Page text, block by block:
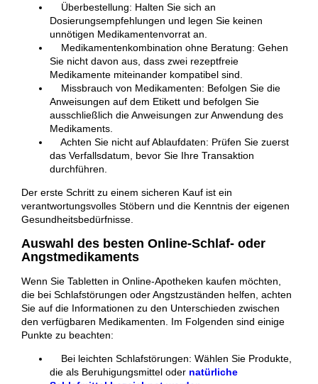
Überbestellung: Halten Sie sich an
Dosierungsempfehlungen und legen Sie keinen
unnötigen Medikamentenvorrat an.
Medikamentenkombination ohne Beratung: Gehen
Sie nicht davon aus, dass zwei rezeptfreie
Medikamente miteinander kompatibel sind.
Missbrauch von Medikamenten: Befolgen Sie die
Anweisungen auf dem Etikett und befolgen Sie
ausschließlich die Anweisungen zur Anwendung des
Medikaments.
Achten Sie nicht auf Ablaufdaten: Prüfen Sie zuerst
das Verfallsdatum, bevor Sie Ihre Transaktion
durchführen.
Der erste Schritt zu einem sicheren Kauf ist ein
verantwortungsvolles Stöbern und die Kenntnis der eigenen
Gesundheitsbedürfnisse.
Auswahl des besten Online-Schlaf- oder
Angstmedikaments
Wenn Sie Tabletten in Online-Apotheken kaufen möchten,
die bei Schlafstörungen oder Angstzuständen helfen, achten
Sie auf die Informationen zu den Unterschieden zwischen
den verfügbaren Medikamenten. Im Folgenden sind einige
Punkte zu beachten:
Bei leichten Schlafstörungen: Wählen Sie Produkte,
die als Beruhigungsmittel oder natürliche